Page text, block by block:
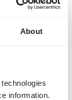
About
information.